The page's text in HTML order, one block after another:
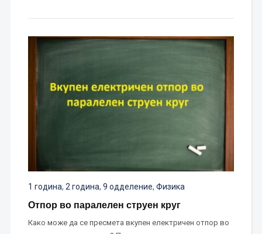
1 година, 2 година, 9 одделение, Физика
Отпор во паралелен струен круг
Како може да се пресмета вкупен електричен отпор во